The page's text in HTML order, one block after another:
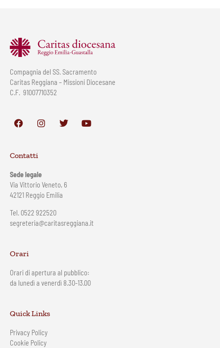
Compagnia del SS. Sacramento
Caritas Reggiana – Missioni Diocesane
C.F. 91007710352
Contatti
Sede legale
Via Vittorio Veneto, 6
42121 Reggio Emilia
Tel. 0522 922520
segreteria@caritasreggiana.it
Orari
Orari di apertura al pubblico:
da lunedì a venerdì 8.30-13.00
Quick Links
Privacy Policy
Cookie Policy